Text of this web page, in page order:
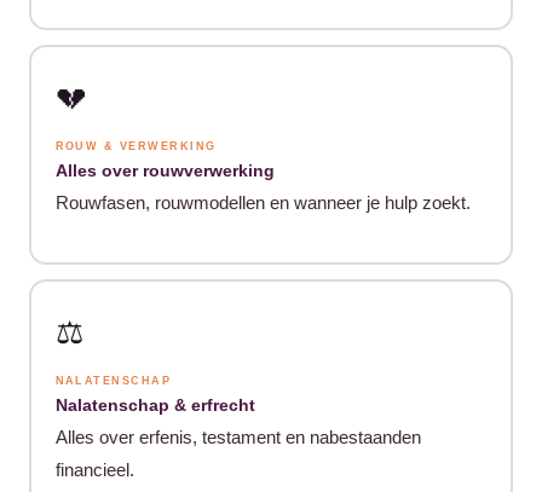
💔
ROUW & VERWERKING
Alles over rouwverwerking
Rouwfasen, rouwmodellen en wanneer je hulp zoekt.
⚖️
NALATENSCHAP
Nalatenschap & erfrecht
Alles over erfenis, testament en nabestaanden
financieel.